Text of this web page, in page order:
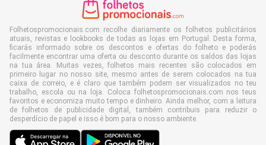
Folhetospromocionais.com recolhe diariamente os folhetos publicitários
atuais, revistas e lookbooks de todas as lojas em Portugal. Desta forma,
ficarás informado sobre os descontos e ofertas do folheto e poderás
facilmente encontrar uma oferta ou desconto durante os saldos das lojas
na tua área. Muitas vezes, folhetos mais recentes são colocados em
primeiro lugar no nosso site, mesmo antes de serem colocados na tua
caixa de correio, e é claro que também podem ser visualizados no teu
trabalho, escola ou na loja. Coloca folhetospromocionais.com nos teus
favoritos e economiza muito tempo e dinheiro. Ainda melhor, com a leitura
de folhetos de publicidade digital, também contribuis para reduzir o
desperdício de papel e isso é bom para o nosso ambiente.